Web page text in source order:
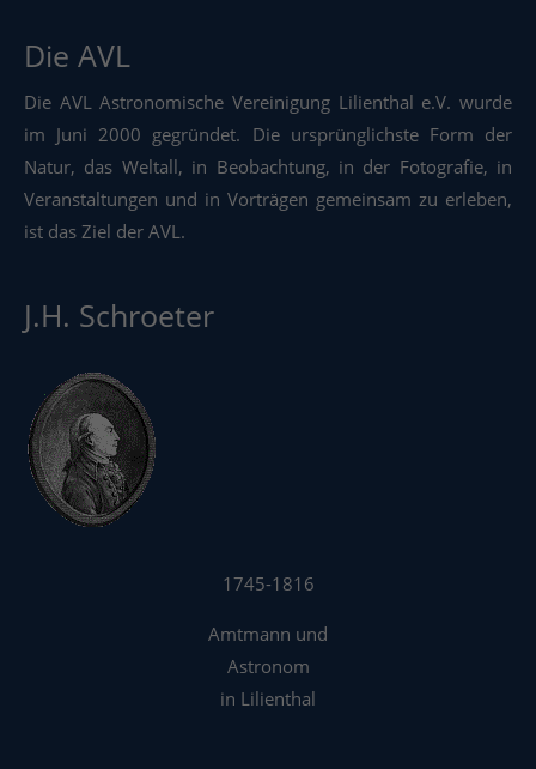
Die AVL
Die AVL Astronomische Vereinigung Lilienthal e.V. wurde
im Juni 2000 gegründet. Die ursprünglichste Form der
Natur, das Weltall, in Beobachtung, in der Fotografie, in
Veranstaltungen und in Vorträgen gemeinsam zu erleben,
ist das Ziel der AVL.
J.H. Schroeter
1745-1816
Amtmann und
Astronom
in Lilienthal